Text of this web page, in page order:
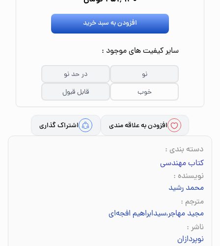
افزودن به سبد خرید
سایر کیفیت های موجود :
نو
در حد نو
خوب
قابل قبول
افزودن به علاقه مندی اشتراک گذاری
دسته بندی :
کتاب مهندسی
نویسنده :
محمد رشید
مترجم :
مجید مهاجر,سیدابراهیم افجه‌ای
ناشر :
نوپردازان